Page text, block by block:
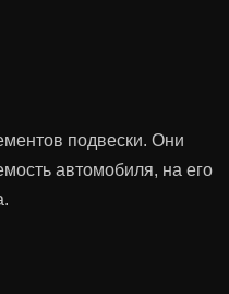
подвески. Они
автомобиля, на его